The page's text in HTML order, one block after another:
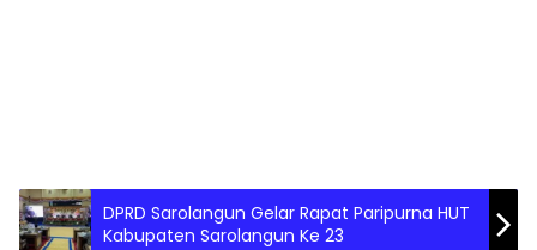
DPRD Sarolangun Gelar Rapat Paripurna HUT
Kabupaten Sarolangun Ke 23